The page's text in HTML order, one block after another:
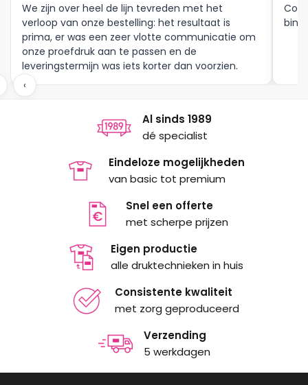
We zijn over heel de lijn tevreden met het
verloop van onze bestelling: het resultaat is
prima, er was een zeer vlotte communicatie om
onze proefdruk aan te passen en de
leveringstermijn was iets korter dan voorzien.
Meer moet dat niet zijn.
‹
Al sinds 1989
dé specialist
Eindeloze mogelijkheden
van basic tot premium
Snel een offerte
met scherpe prijzen
Eigen productie
alle druktechnieken in huis
Consistente kwaliteit
met zorg geproduceerd
Verzending
5 werkdagen